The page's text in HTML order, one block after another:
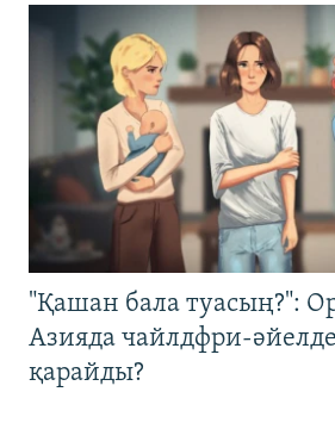
"Қашан бала туасың?":
Азияда чайлдфри-
қарайды?